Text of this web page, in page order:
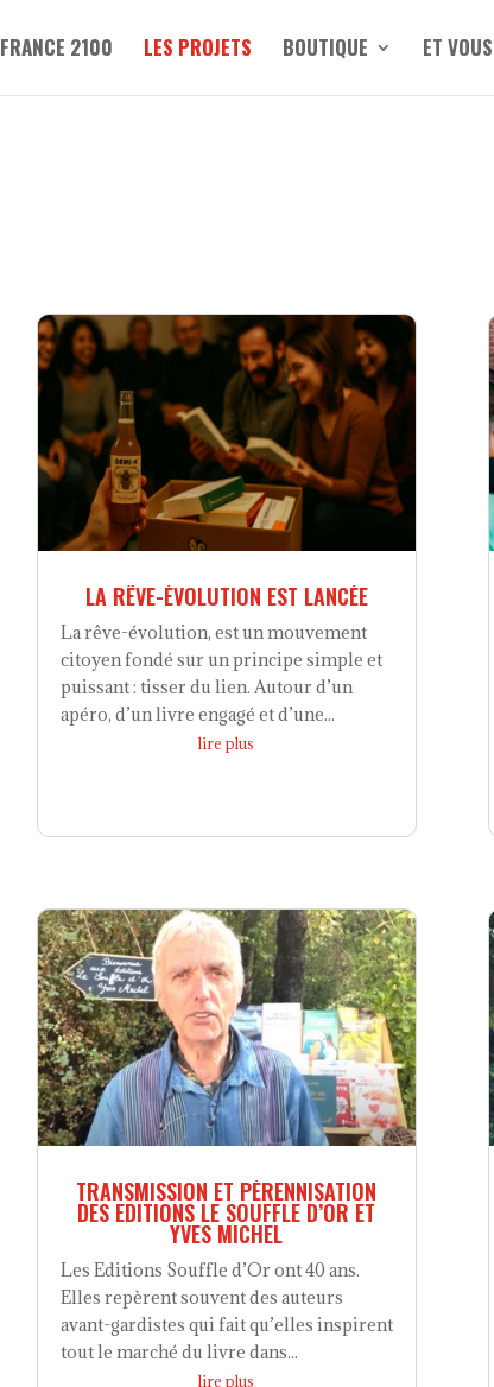
FRANCE 2100 LES PROJETS BOUTIQUE ET
LA RÊVE-ÉVOLUTION EST LANCÉE
La rêve-évolution, est un mouvement
citoyen fondé sur un principe simple et
puissant : tisser du lien. Autour d’un
apéro, d’un livre engagé et d’une...
lire plus
TRANSMISSION ET PÉRENNISATION
DES EDITIONS LE SOUFFLE D’OR ET
YVES MICHEL
Les Editions Souffle d’Or ont 40 ans.
Elles repèrent souvent des auteurs
avant-gardistes qui fait qu’elles inspirent
tout le marché du livre dans...
lire plus